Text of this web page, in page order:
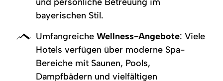
bayerischen Stil.
UmfangreicheWellness-Angebote: Viele
Hotels verfügen über moderne Spa-
Bereiche mit Saunen, Pools,
Dampfbädern und vielfältigen